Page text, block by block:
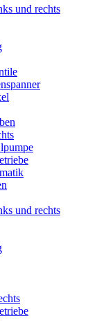
und rechts
und rechts